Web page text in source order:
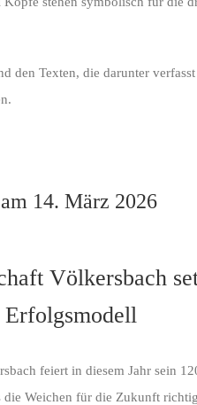
den Texten, die darunter
14. März 2026
Völkersbach
feiert in diesem Jahr sein
die Weichen für die Zukunft